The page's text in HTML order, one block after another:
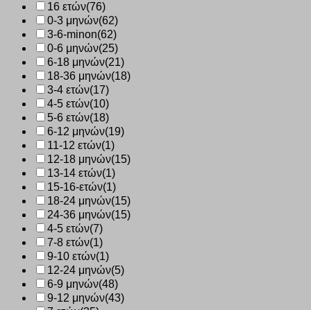
16 ετών(76)
0-3 μηνών(62)
3-6-minon(62)
0-6 μηνών(25)
6-18 μηνών(21)
18-36 μηνών(18)
3-4 ετών(17)
4-5 ετών(10)
5-6 ετών(18)
6-12 μηνών(19)
11-12 ετών(1)
12-18 μηνών(15)
13-14 ετών(1)
15-16-ετών(1)
18-24 μηνών(15)
24-36 μηνών(15)
4-5 ετών(7)
7-8 ετών(1)
9-10 ετών(1)
12-24 μηνών(5)
6-9 μηνών(48)
9-12 μηνών(43)